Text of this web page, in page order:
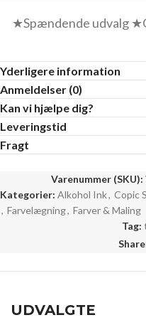
★Spændende udvalg
Yderligere information
Anmeldelser (0)
Kan vi hjælpe dig?
Leveringstid
Fragt
Varenummer (SKU):
Kategorier: Alkohol Ink, Copic
, Farvelægning, Farver & Maling
Tag:
UDVALGTE